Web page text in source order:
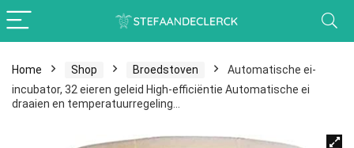
Home Shop Broedstoven
Automatische ei-
incubator, 32 eieren geleid High-efficiëntie Automatische ei
draaien en temperatuurregeling…